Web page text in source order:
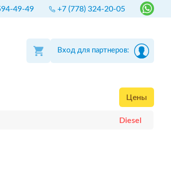
49-49 +7 (778) 324-20-05
Вход для партнеров:
Цены
Diesel